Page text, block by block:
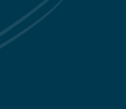
fördert das
Euro.
globale
die weltweite